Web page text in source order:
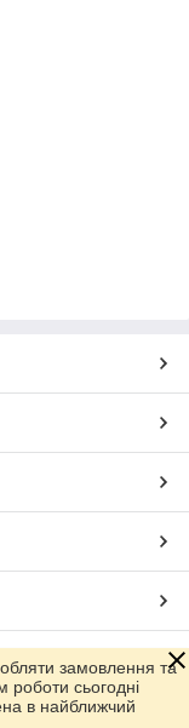
замовлення та
роботи сьогодні
в найближчий